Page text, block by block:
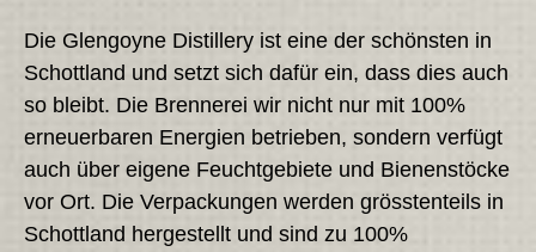
Die Glengoyne Distillery ist eine der schönsten in
Schottland und setzt sich dafür ein, dass dies auch
so bleibt. Die Brennerei wir nicht nur mit 100%
erneuerbaren Energien betrieben, sondern verfügt
auch über eigene Feuchtgebiete und Bienenstöcke
vor Ort. Die Verpackungen werden grösstenteils in
Schottland hergestellt und sind zu 100%